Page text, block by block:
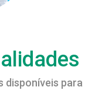
disponíveis para